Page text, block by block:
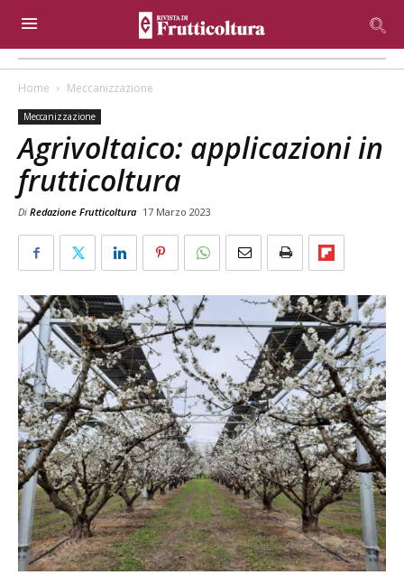
Home Meccanizzazione
Meccanizzazione
Agrivoltaico: applicazioni in
frutticoltura
Di Redazione Frutticoltura 17 Marzo 2023